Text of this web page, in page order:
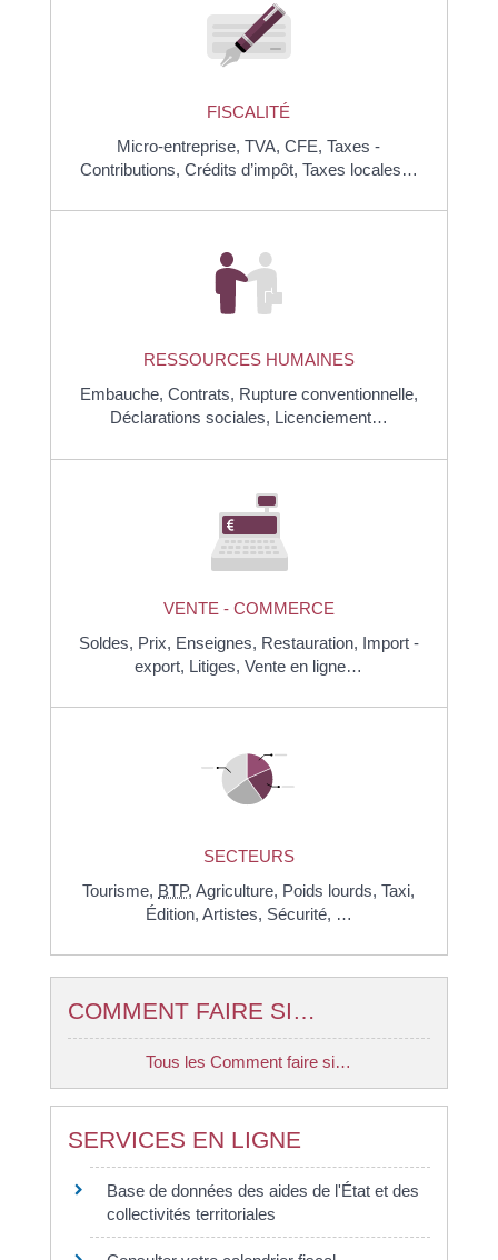
FISCALITÉ
Micro-entreprise,TVA,CFE,Taxes -
Contributions, Crédits d’impôt, Taxes locales…
RESSOURCES HUMAINES
Embauche, Contrats, Rupture conventionnelle,
Déclarations sociales, Licenciement…
VENTE - COMMERCE
Soldes, Prix, Enseignes, Restauration, Import -
export, Litiges,Vente en ligne…
SECTEURS
Tourisme, BTP,Agriculture, Poids lourds,Taxi,
Édition, Artistes, Sécurité, …
COMMENT FAIRE SI…
Tous les Comment faire si…
SERVICES EN LIGNE
Base de données des aides de l'État et des
collectivités territoriales